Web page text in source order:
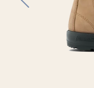
Précédent